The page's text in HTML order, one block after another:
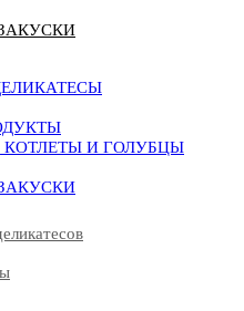
КОТЛЕТЫ И ГОЛУБЦЫ